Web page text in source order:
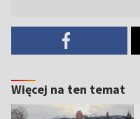
Więcej na ten temat